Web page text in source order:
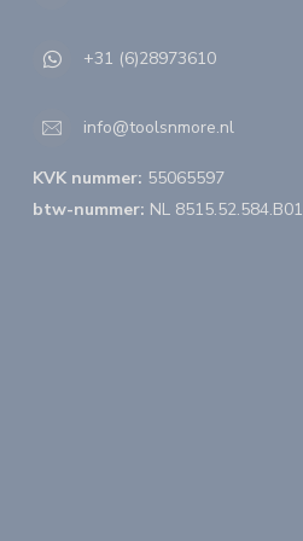
+31 (6)28973610
info@toolsnmore.nl
KVK nummer: 55065597
btw-nummer: NL 8515.52.584.B01